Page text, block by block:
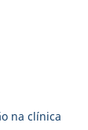
na clínica